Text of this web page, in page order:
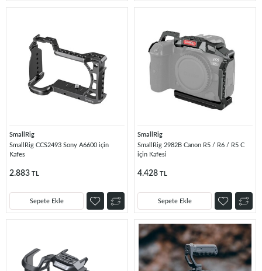
SmallRig
SmallRig CCS2493 Sony A6600 için
Kafes
2.883 TL
Sepete Ekle
SmallRig
SmallRig 2982B Canon R5 / R6 / R5 C
için Kafesi
4.428 TL
Sepete Ekle